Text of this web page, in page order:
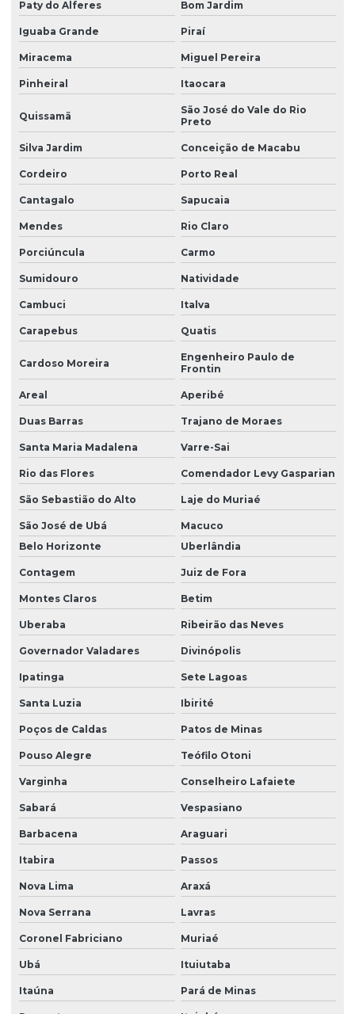
Paty do Alferes Bom Jardim
Iguaba Grande Piraí
Miracema Miguel Pereira
Pinheiral Itaocara
Quissamã
São José do Vale do Rio
Preto
Silva Jardim Conceição de Macabu
Cordeiro Porto Real
Cantagalo Sapucaia
Mendes Rio Claro
Porciúncula Carmo
Sumidouro Natividade
Cambuci Italva
Carapebus Quatis
Cardoso Moreira
Engenheiro Paulo de
Frontin
Areal Aperibé
Duas Barras Trajano de Moraes
Santa Maria Madalena Varre-Sai
Rio das Flores Comendador Levy Gasparian
São Sebastião do Alto Laje do Muriaé
São José de Ubá
Macuco
Belo Horizonte
Uberlândia
Contagem Juiz de Fora
Montes Claros Betim
Uberaba Ribeirão das Neves
Governador Valadares Divinópolis
Ipatinga Sete Lagoas
Santa Luzia Ibirité
Poços de Caldas Patos de Minas
Pouso Alegre Teófilo Otoni
Varginha Conselheiro Lafaiete
Sabará Vespasiano
Barbacena Araguari
Itabira Passos
Nova Lima Araxá
Nova Serrana Lavras
Coronel Fabriciano Muriaé
Ubá Ituiutaba
Itaúna Pará de Minas